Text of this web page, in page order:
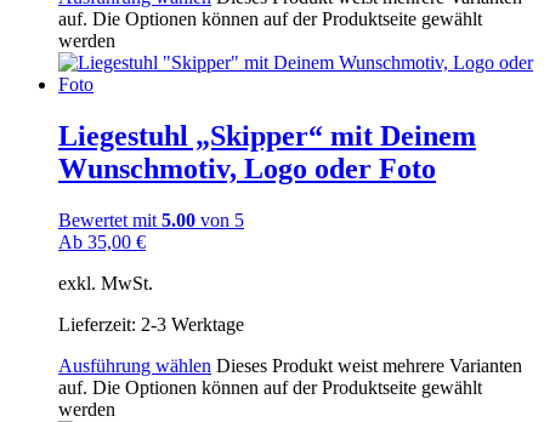
auf. Die Optionen können auf der Produktseite gewählt
werden
Liegestuhl „Skipper“ mit Deinem
Wunschmotiv, Logo oder Foto
Bewertet mit 5.00 von 5
Ab 35,00 €
exkl. MwSt.
Lieferzeit: 2-3 Werktage
Ausführung wählen Dieses Produkt weist mehrere Varianten
auf. Die Optionen können auf der Produktseite gewählt
werden